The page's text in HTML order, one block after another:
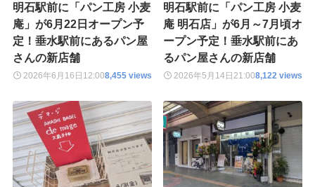
明石駅前に「パン工房 小麦
庵」が6月22日オープン予
定！垂水駅前にあるパン屋
さんの新店舗
2026年6月16日 12:008,455 views
明石駅前に「パン工房 小麦
庵 明石店」が6月～7月頃オ
ープン予定！垂水駅前にあ
るパン屋さんの新店舗
2026年5月14日 21:008,122 views